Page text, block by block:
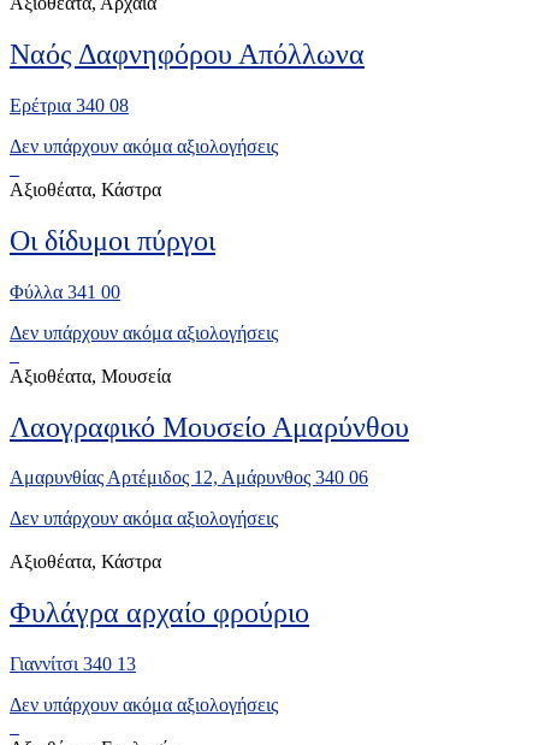
Ναός Δαφνηφόρου Απόλλωνα
Ερέτρια 340 08
Δεν υπάρχουν ακόμα αξιολογήσεις
Αξιοθέατα, Κάστρα
Οι δίδυμοι πύργοι
Φύλλα 341 00
Δεν υπάρχουν ακόμα αξιολογήσεις
Αξιοθέατα, Μουσεία
Λαογραφικό Μουσείο Αμαρύνθου
Αμαρυνθίας Αρτέμιδος 12, Αμάρυνθος 340 06
Δεν υπάρχουν ακόμα αξιολογήσεις
Αξιοθέατα, Κάστρα
Φυλάγρα αρχαίο φρούριο
Γιαννίτσι 340 13
Δεν υπάρχουν ακόμα αξιολογήσεις